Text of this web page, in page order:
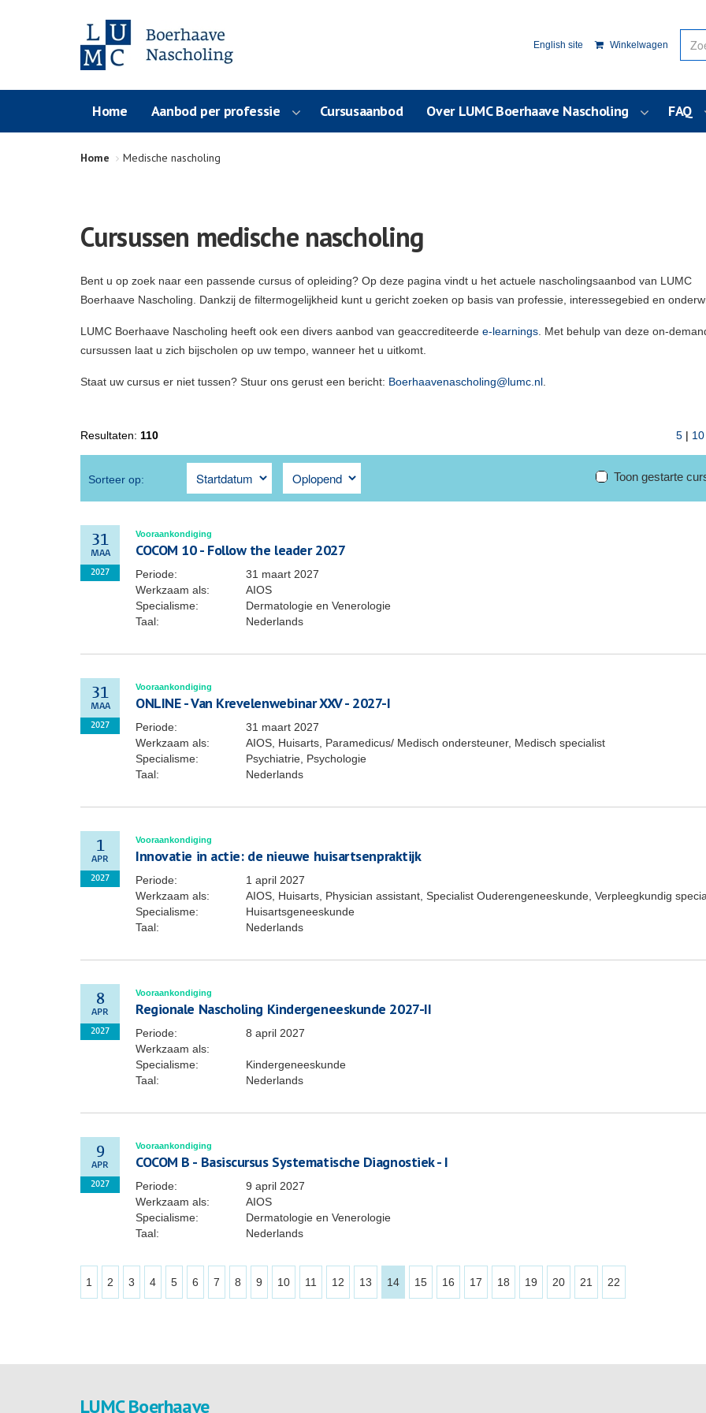
English site Winkelwagen
Home Aanbod per professie Cursusaanbod Over LUMC Boerhaave Nascholing FAQ
Home Medische nascholing
Cursussen medische nascholing
Bent u op zoek naar een passende cursus of opleiding? Op deze pagina vindt u het actuele nascholingsaanbod van LUMC
Boerhaave Nascholing. Dankzij de filtermogelijkheid kunt u gericht zoeken op basis van professie, interessegebied en
LUMC Boerhaave Nascholing heeft ook een divers aanbod van geaccrediteerde e-learnings . Met behulp van deze on-
cursussen laat u zich bijscholen op uw tempo, wanneer het u uitkomt.
Staat uw cursus er niet tussen? Stuur ons gerust een bericht: Boerhaavenascholing@lumc.nl
Resultaten: 110 5| 10
Sorteer op: Toon gestarte
31
MAA
2027
Vooraankondiging
COCOM 10 - Follow the leader 2027
Periode:
31 maart 2027
Werkzaam als:
AIOS
Specialisme:
Dermatologie en Venerologie
Taal:
Nederlands
31
MAA
2027
Vooraankondiging
ONLINE - Van Krevelenwebinar XXV - 2027-I
Periode:
31 maart 2027
Werkzaam als:
AIOS, Huisarts, Paramedicus/ Medisch ondersteuner, Medisch specialist
Specialisme:
Psychiatrie, Psychologie
Taal:
Nederlands
1
APR
2027
Vooraankondiging
Innovatie in actie: de nieuwe huisartsenpraktijk
Periode:
1 april 2027
Werkzaam als:
AIOS, Huisarts, Physician assistant, Specialist Ouderengeneeskunde, Verpleegkundig
Specialisme:
Huisartsgeneeskunde
Taal:
Nederlands
8
APR
2027
Vooraankondiging
Regionale Nascholing Kindergeneeskunde 2027-II
Periode:
8 april 2027
Werkzaam als:
Specialisme:
Kindergeneeskunde
Taal:
Nederlands
9
APR
2027
Vooraankondiging
COCOM B - Basiscursus Systematische Diagnostiek - I
Periode:
9 april 2027
Werkzaam als:
AIOS
Specialisme:
Dermatologie en Venerologie
Taal:
Nederlands
1 2 3 4 5 6 7 8 9 10 11 12 13 14 15 16 17 18 19 20 21 22
LUMC Boerhaave